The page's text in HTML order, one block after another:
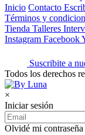
Inicio Contacto
Términos y
Tienda Talleres
Instagram Facebook
Suscribite a
Todos los derechos
×
Iniciar sesión
Olvidé mi contraseña